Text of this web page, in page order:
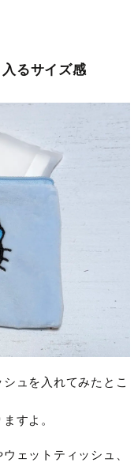
るサイズ感
ュを入れてみたとこ
すよ。
ェットティッシュ、